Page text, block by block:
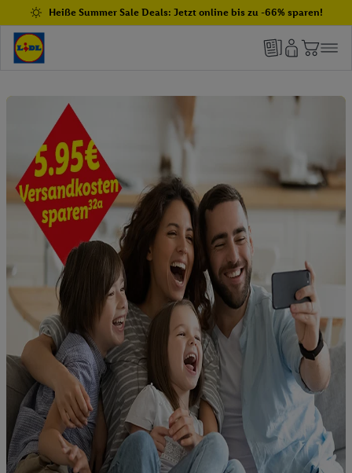
Heiße Summer Sale Deals: Jetzt online bis zu -66% sparen!